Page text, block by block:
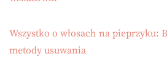
Wszystko o włosach na pieprzyku:
metody usuwania